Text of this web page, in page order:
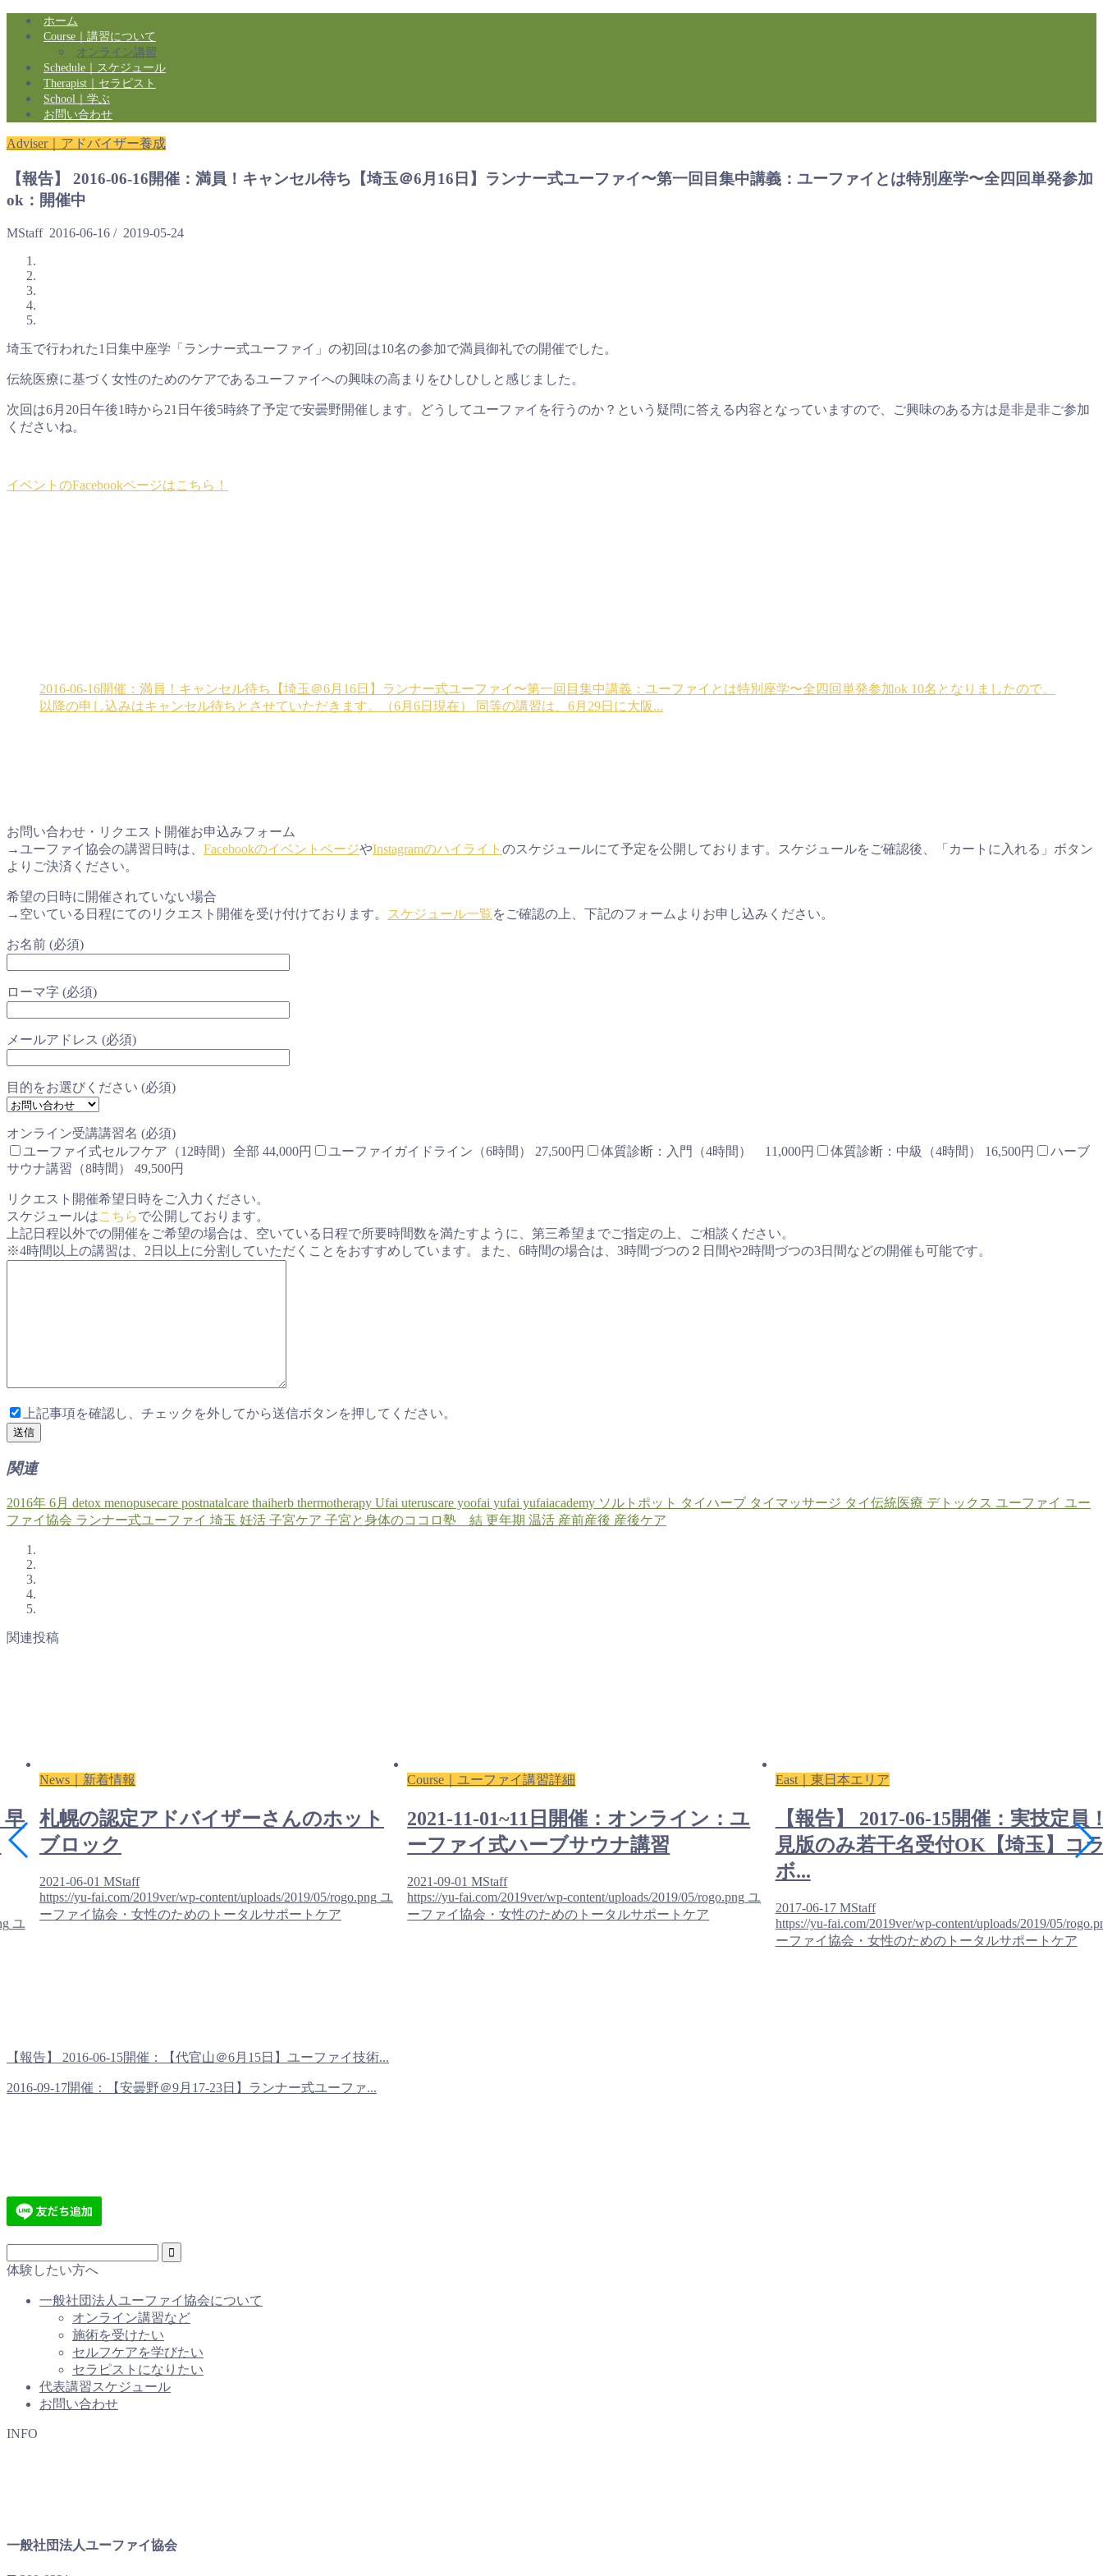
ホーム
Course｜講習について
オンライン講習
Schedule｜スケジュール
Therapist｜セラピスト
School｜学ぶ
お問い合わせ
Adviser｜アドバイザー養成
【報告】 2016-06-16開催：満員！キャンセル待ち【埼玉＠6月16日】ランナー式ユーファイ〜第一回目集中講義：ユーファイとは特別座学〜全四回単発参加
ok：開催中
MStaff 2016-06-16 / 2019-05-24
埼玉で行われた1日集中座学「ランナー式ユーファイ」の初回は10名の参加で満員御礼での開催でした。
伝統医療に基づく女性のためのケアであるユーファイへの興味の高まりをひしひしと感じました。
次回は6月20日午後1時から21日午後5時終了予定で安曇野開催します。どうしてユーファイを行うのか？という疑問に答える内容となっていますので、ご興味のある方は是非是非ご参加
くださいね。
イベントのFacebookページはこちら！
2016-06-16開催：満員！キャンセル待ち【埼玉＠6月16日】ランナー式ユーファイ〜第一回目集中講義：ユーファイとは特別座学〜全四回単発参加ok 10名となりましたので、
以降の申し込みはキャンセル待ちとさせていただきます。（6月6日現在） 同等の講習は、6月29日に大阪...
お問い合わせ・リクエスト開催お申込みフォーム
→ユーファイ協会の講習日時は、 FacebookのイベントページやInstagramのハイライト のスケジュールにて予定を公開しております。スケジュールをご確認後、「カートに入れる」ボタン
よりご決済ください。
希望の日時に開催されていない場合
→空いている日程にてのリクエスト開催を受け付けております。 スケジュール一覧をご確認の上、下記のフォームよりお申し込みください。
お名前 (必須)
ローマ字 (必須)
メールアドレス (必須)
目的をお選びください (必須)
オンライン受講講習名 (必須)
ユーファイ式セルフケア（12時間）全部 44,000円
ユーファイガイドライン（6時間） 27,500円 体質診断：入門（4時間） 11,000円 体質診断：中級（4時間） 16,500円
ハーブ
サウナ講習（8時間） 49,500円
リクエスト開催希望日時をご入力ください。
スケジュールはこちらで公開しております。
上記日程以外での開催をご希望の場合は、空いている日程で所要時間数を満たすように、第三希望までご指定の上、ご相談ください。
※4時間以上の講習は、2日以上に分割していただくことをおすすめしています。また、6時間の場合は、3時間づつの２日間や2時間づつの3日間などの開催も可能です。
上記事項を確認し、チェックを外してから送信ボタンを押してください。
関連
2016年 6月 detox menopusecare postnatalcare thaiherb thermotherapy Ufai uteruscare yoofai yufai yufaiacademy ソルトポット タイハーブ タイマッサージ タイ伝統医療 デトックス ユーファイ ユー
ファイ協会 ランナー式ユーファイ 埼玉 妊活 子宮ケア 子宮と身体のココロ塾 結 更年期 温活 産前産後 産後ケア
関連投稿
早
ユ
News｜新着情報
札幌の認定アドバイザーさんのホット
ブロック
2021-06-01 MStaff
https://yu-fai.com/2019ver/wp-content/uploads/2019/05/rogo.png ユ
ーファイ協会・女性のためのトータルサポートケア
Course｜ユーファイ講習詳細
2021-11-01~11日開催：オンライン：ユ
ーファイ式ハーブサウナ講習
2021-09-01 MStaff
https://yu-fai.com/2019ver/wp-content/uploads/2019/05/rogo.png ユ
ーファイ協会・女性のためのトータルサポートケア
East｜東日本エリア
【報告】 2017-06-15開催：実技定員
見版のみ若干名受付OK【埼玉】コ
ボ...
2017-06-17 MStaff
https://yu-fai.com/2019ver/wp-content/uploads/2019/05/
ーファイ協会・女性のためのトータルサポートケア
【報告】 2016-06-15開催：【代官山＠6月15日】ユーファイ技術...
2016-09-17開催：【安曇野＠9月17-23日】ランナー式ユーファ...
体験したい方へ
一般社団法人ユーファイ協会について
オンライン講習など
施術を受けたい
セルフケアを学びたい
セラピストになりたい
代表講習スケジュール
お問い合わせ
INFO
一般社団法人ユーファイ協会